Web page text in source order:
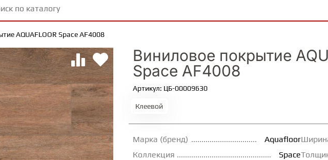
AQUAFLOOR Space AF4008
Виниловое покрытие
Space AF4008
Артикул: ЦБ-00009630
Клеевой
Марка (бренд)
Aquafloor
Коллекция
Space